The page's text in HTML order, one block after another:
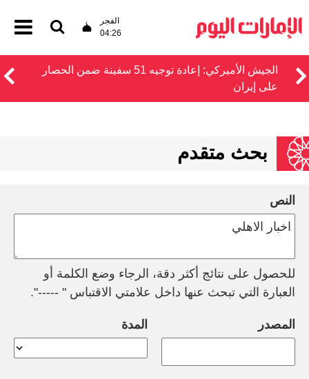
الفجر
04:26
الجيش الأميركي: إعادة توجيه 51 سفينة ضمن الحصار
على إيران
بحث متقدم
النص
للحصول على نتائج أكثر دقة، الرجاء وضع الكلمة أو
العبارة التي تبحث عنها داخل علامتي الاقتباس " -----".
المصدر المدة